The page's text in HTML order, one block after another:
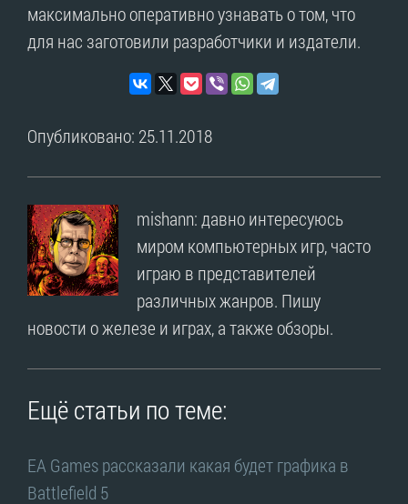
максимально оперативно узнавать о том, что
для нас заготовили разработчики и издатели.
Опубликовано: 25.11.2018
mishann: давно интересуюсь
миром компьютерных игр, часто
играю в представителей
различных жанров. Пишу
новости о железе и играх, а также обзоры.
Ещё статьи по теме:
EA Games рассказали какая будет графика в
Battlefield 5